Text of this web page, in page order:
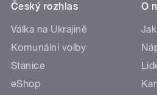
Český rozhlas
Válka na Ukrajině
Komunální volby
Stanice
eShop
O